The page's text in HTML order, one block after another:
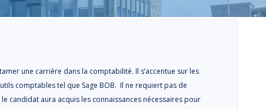
une carrière dans la comptabilité. Il s’accentue sur les
comptables tel que Sage BOB. Il ne requiert pas de
candidat aura acquis les connaissances nécessaires pour